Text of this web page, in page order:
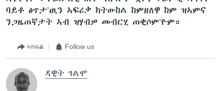
ባይቶ ፅጥታ’ዉን ኣፍሪቃ ክትውከል ከምዘለዋ ከም ዝኣምና
ንጋዜጠኛታት ኣብ ዝሃብዎ መብርሂ ጠቂሶም’ዮም።
ኣካፍል Follow us
ዳዊት ገልሞ